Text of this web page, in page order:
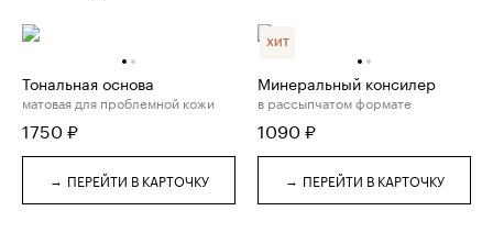
Тональная основа
матовая для проблемной кожи
1750 ₽
→ ПЕРЕЙТИ В КАРТОЧКУ
ХИТ
Минеральный консилер
в рассыпчатом формате
1090 ₽
→ ПЕРЕЙТИ В КАРТОЧКУ